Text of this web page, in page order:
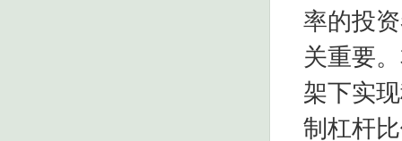
率的投
关重要
架下实
制杠杆